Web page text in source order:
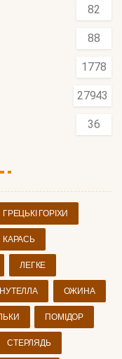
82
88
1778
27943
36
ГРЕЦЬКІ ГОРІХИ
КАРАСЬ
ЛЕГКЕ
НУТЕЛЛА ОЖИНА
ПОМІДОР
СТЕРЛЯДЬ